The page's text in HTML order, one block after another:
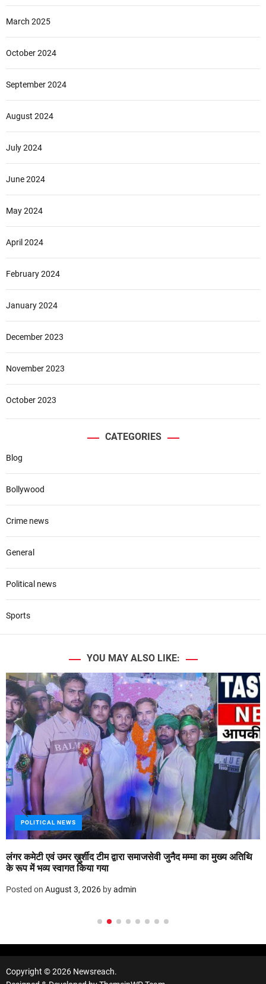
March 2025
October 2024
September 2024
August 2024
July 2024
June 2024
May 2024
April 2024
February 2024
January 2024
December 2023
November 2023
October 2023
CATEGORIES
Blog
Bollywood
Crime news
General
Political news
Sports
YOU MAY ALSO LIKE:
POLITICAL NEWS
लंगर कमेटी एवं उमर ख़ुर्शीद टीम द्वारा समाजसेवी जुनैद मम्मा का मुख्य अतिथि
के रूप में भव्य स्वागत किया गया
Posted on August 3, 2026 byadmin
Copyright © 2026 Newsreach.